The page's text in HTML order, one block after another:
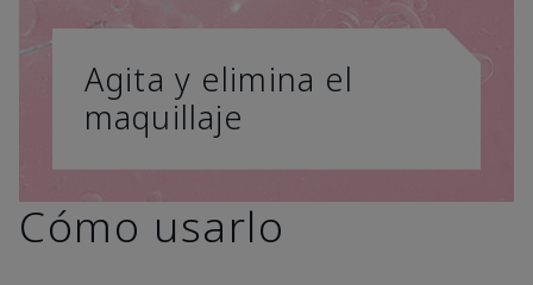
Agita y elimina el
maquillaje
Cómo usarlo